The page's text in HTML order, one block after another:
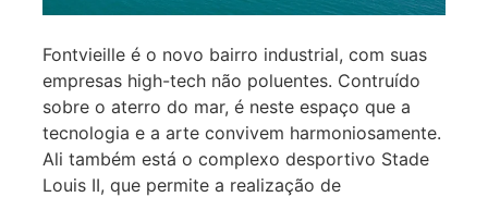
Fontvieille é o novo bairro industrial, com suas
empresas high-tech não poluentes. Contruído
sobre o aterro do mar, é neste espaço que a
tecnologia e a arte convivem harmoniosamente.
Ali também está o complexo desportivo Stade
Louis II, que permite a realização de